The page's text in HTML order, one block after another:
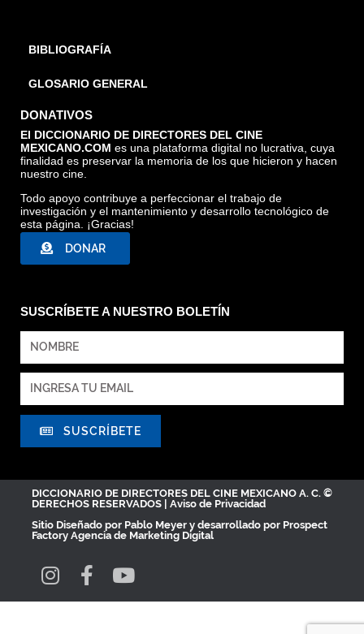
BIBLIOGRAFÍA
GLOSARIO GENERAL
DONATIVOS
El DICCIONARIO DE DIRECTORES DEL CINE
MEXICANO.COM es una plataforma digital no lucrativa, cuya
finalidad es preservar la memoria de los que hicieron y hacen
nuestro cine.
Todo apoyo contribuye a perfeccionar el trabajo de
investigación y el mantenimiento y desarrollo tecnológico de
esta página. ¡Gracias!
DONAR
SUSCRÍBETE A NUESTRO BOLETÍN
SUSCRÍBETE
DICCIONARIO DE DIRECTORES DEL CINE MEXICANO A. C. ©
DERECHOS RESERVADOS | Aviso de Privacidad
Sitio Diseñado por Pablo Meyer y desarrollado por Prospect
Factory Agencia de Marketing Digital